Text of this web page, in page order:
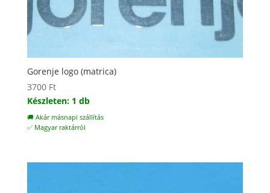
Gorenje logo (matrica)
3700 Ft
Készleten: 1 db
🚚 Akár másnapi szállítás
✅ Magyar raktárról